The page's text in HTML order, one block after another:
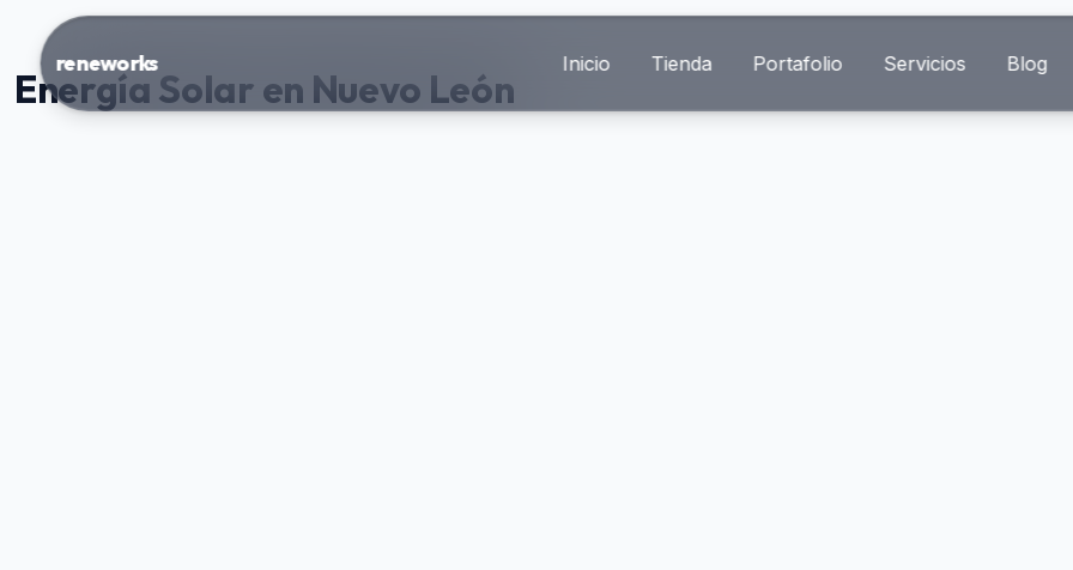
reneworks Inicio Tienda Portafolio Servicios Blog
Energía Solar en Nuevo León